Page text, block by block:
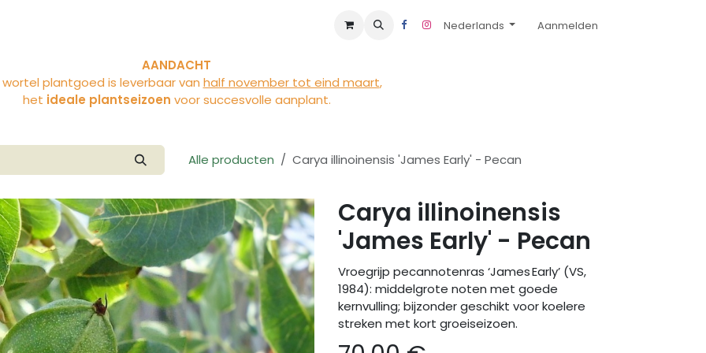
Nederlands Aanmelden
AANDACHT
plantgoed is leverbaar van half november tot eind maart,
het ideale plantseizoen voor succesvolle aanplant.
Alle producten Carya illinoinensis 'James Early' - Pecan
Carya illinoinensis
'James Early' - Pecan
Vroegrijp pecannotenras ‘James Early’ (VS,
1984): middelgrote noten met goede
kernvulling; bijzonder geschikt voor koelere
streken met kort groeiseizoen.